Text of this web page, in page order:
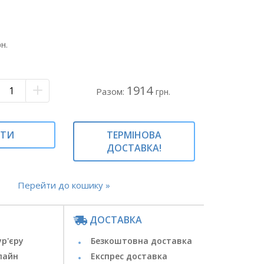
з
рожевих тюльпанів#композиція з
Разом: 1914 грн.
ТЕРМІНОВА
ДОСТАВКА!
Перейти до кошику »
ДОСТАВКА
Безкоштовна доставка
Експрес доставка